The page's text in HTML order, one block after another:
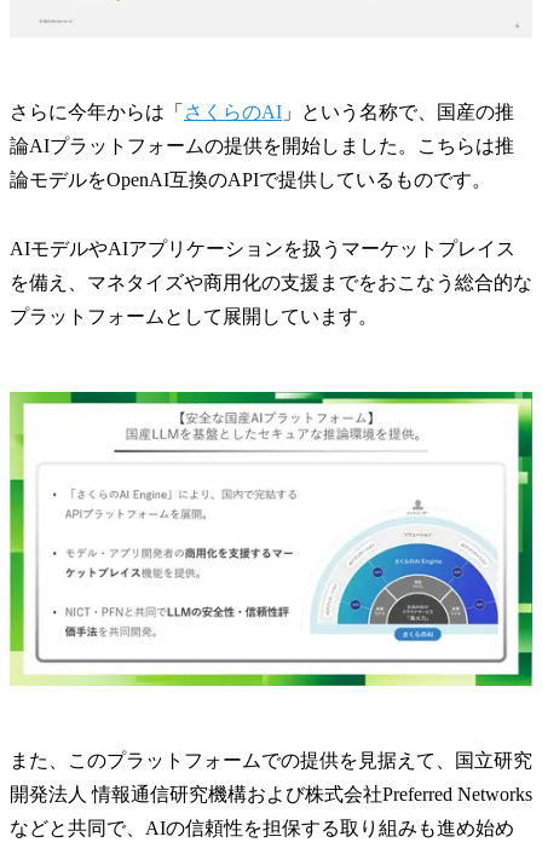
さらに今年からは「 さくらのAI 」という名称で、国産の推
論AIプラットフォームの提供を開始しました。こちらは推
論モデルをOpenAI互換のAPIで提供しているものです。
AIモデルやAIアプリケーションを扱うマーケットプレイス
を備え、マネタイズや商用化の支援までをおこなう総合的な
プラットフォームとして展開しています。
また、このプラットフォームでの提供を見据えて、国立研究
開発法人 情報通信研究機構および株式会社Preferred Networks
などと共同で、AIの信頼性を担保する取り組みも進め始め